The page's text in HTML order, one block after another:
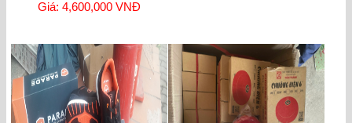
Giá: 4,600,000 VNĐ